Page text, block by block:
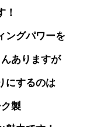
！
ングパワーを
ありますが
にするのは
製